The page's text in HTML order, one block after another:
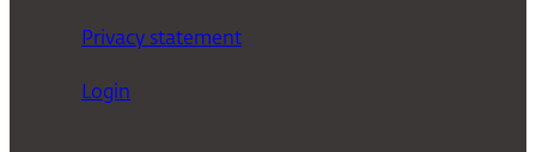
Privacy statement
Login